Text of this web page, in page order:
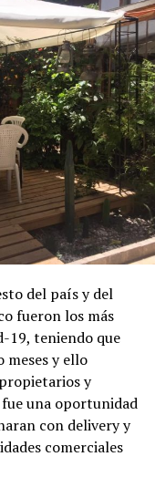
del país y del
fueron los más
19, teniendo que
meses y ello
y
una oportunidad
con delivery y
comerciales